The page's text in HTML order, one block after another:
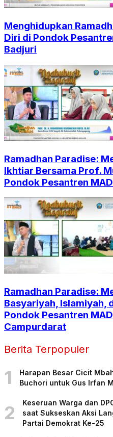
Menghidupkan
Diri di Pondok
Badjuri
Ramadhan Paradise:
Ikhtiar Bersama Prof.
Pondok Pesantren
Ramadhan Paradise:
Basyariyah, Islamiyah,
Pondok Pesantren
Campurdarat
Berita Terpopuler
1
Harapan Besar Cicit
Buchori untuk Gus Irfan
2
Keseruan Warga dan
saat Sukseskan Aksi
Partai Demokrat Ke-25